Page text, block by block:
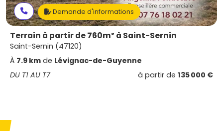
Demande d'informations
Terrain à partir de 760m² à Saint-Sernin
Saint-Sernin (47120)
À 7.9 km de Lévignac-de-Guyenne
DU T1 AU T7
à partir de 135 000 €